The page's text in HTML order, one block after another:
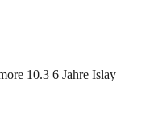
10.3 6 Jahre Islay